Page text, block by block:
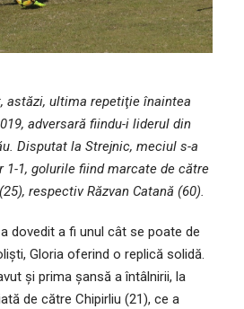
astăzi, ultima repetiţie înaintea
adversară fiindu-i liderul din
Disputat la Strejnic, meciul s-a
1-1, golurile fiind marcate de către
respectiv Răzvan Catană (60).
dovedit a fi unul cât se poate de
Gloria oferind o replică solidă.
şi prima şansă a întâlnirii, la
de către Chipirliu (21), ce a